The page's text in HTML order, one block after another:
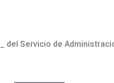
del Servicio de